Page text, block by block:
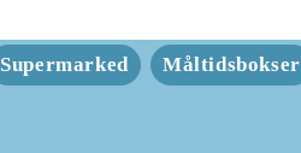
Supermarked Måltidsbokser